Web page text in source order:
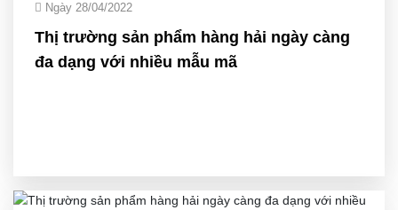
Ngày 28/04/2022
Thị trường sản phẩm hàng hải ngày càng
đa dạng với nhiều mẫu mã